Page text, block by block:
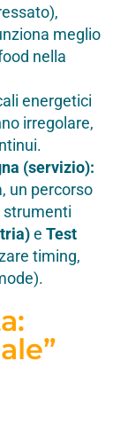
meglio
nella
energetici
irregolare,
(servizio):
un percorso
strumenti
e Test
timing,